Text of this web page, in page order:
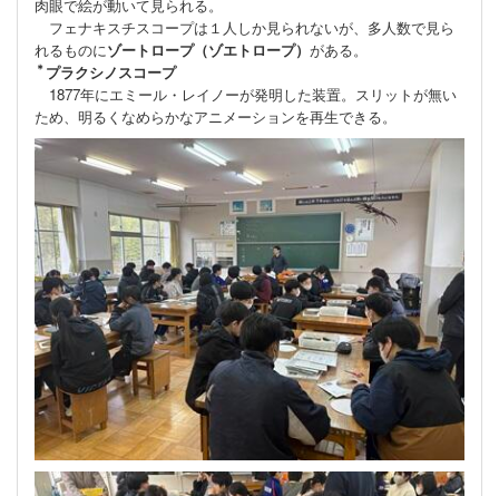
肉眼で絵が動いて見られる。
フェナキスチスコープは１人しか見られないが、多人数で見ら
れるものにゾートロープ（ゾエトロープ） がある。
＊ プラクシノスコープ
1877年にエミール・レイノーが発明した装置。スリットが無い
ため、明るくなめらかなアニメーションを再生できる。